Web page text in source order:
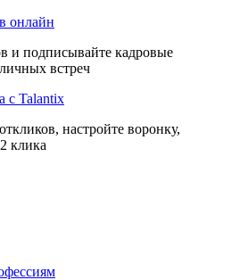
онлайн
и подписывайте кадровые
встреч
с Talantix
настройте воронку,
клика